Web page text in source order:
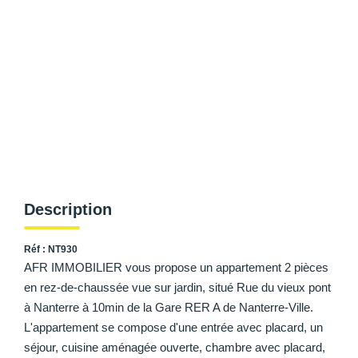
Description
Réf : NT930
AFR IMMOBILIER vous propose un appartement 2 pièces
en rez-de-chaussée vue sur jardin, situé Rue du vieux pont
à Nanterre à 10min de la Gare RER A de Nanterre-Ville.
L'appartement se compose d'une entrée avec placard, un
séjour, cuisine aménagée ouverte, chambre avec placard,